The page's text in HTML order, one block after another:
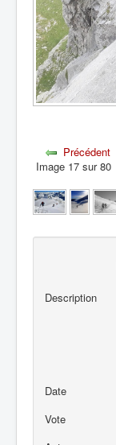
Précédent
Image 17 sur 80
Description
Date
Vote